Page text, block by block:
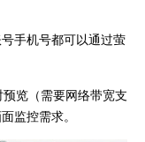
手机号都可以通过萤
览（需要网络带宽支
监控需求。